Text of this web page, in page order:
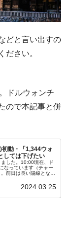
している都道
ーフとは？
ずに終わりそう
以前に最高位
いで多く打っ
だ金額とは？
どと言い出すの
ださい。
ドルウォンチ
ので本記事と併
初動・「1,344ウォ
しては下げたい
した。10:00現在、ド
なっています（チャー
前日は長い陽線とな
2024.03.25